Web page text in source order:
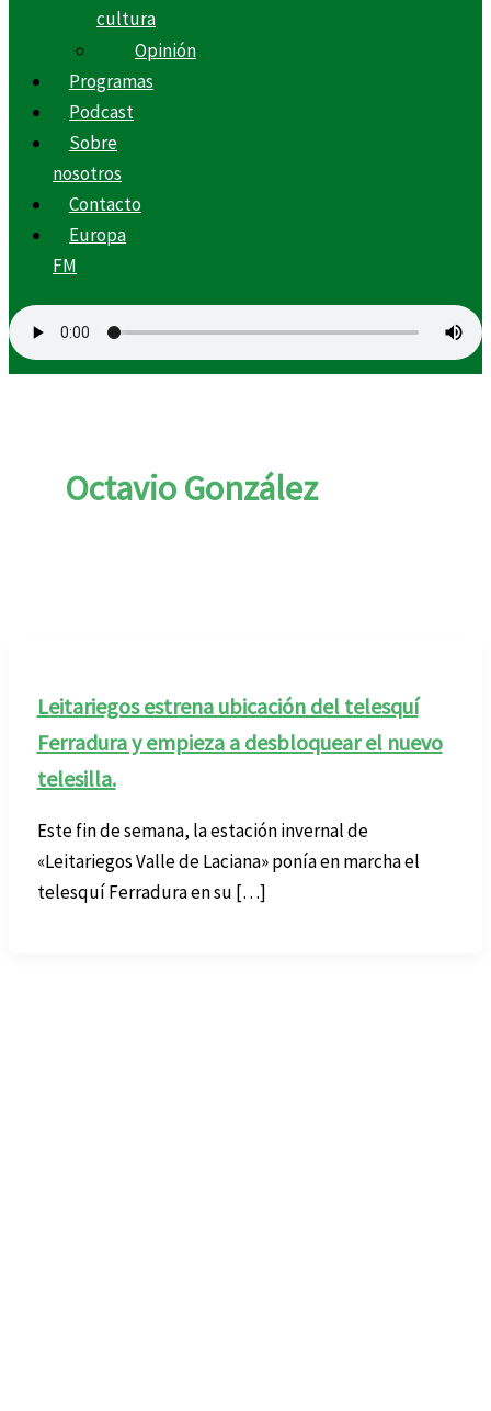
cultura
Opinión
Programas
Podcast
Sobre
nosotros
Contacto
Europa
FM
Octavio González
Leitariegos estrena ubicación del telesquí
Ferradura y empieza a desbloquear el nuevo
telesilla.
Este fin de semana, la estación invernal de
«Leitariegos Valle de Laciana» ponía en marcha el
telesquí Ferradura en su […]